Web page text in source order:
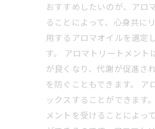
おすすめしたいのが、アロ
ることによって、心身共に
用するアロマオイルを選定
す。 アロマトリートメン
が良くなり、代謝が促進さ
を防ぐこともできます。
ックスすることができます
メントを受けることによっ